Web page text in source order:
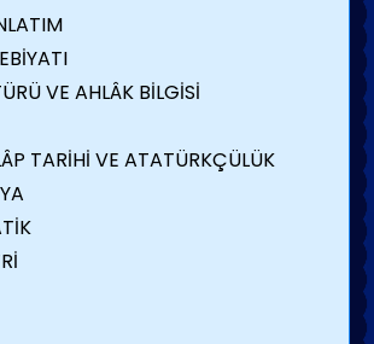
VE AHLÂK BİLGİSİ
TARİHİ VE ATATÜRKÇÜLÜK